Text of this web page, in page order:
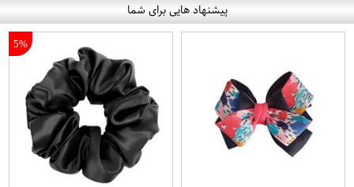
پیشنهاد هایی برای شما
5%